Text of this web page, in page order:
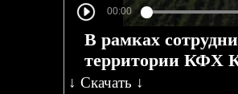
В рамках
территории КФХ
↓ Скачать ↓